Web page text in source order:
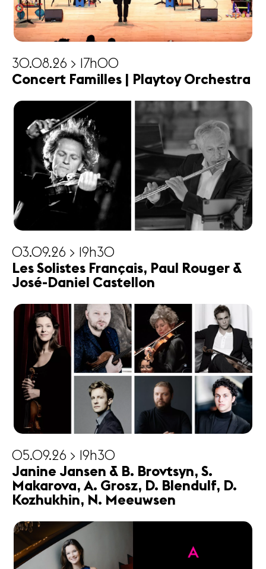
30.08.26 > 17h00
Concert Familles | Playtoy Orchestra
03.09.26 > 19h30
Les Solistes Français, Paul Rouger &
José-Daniel Castellon
05.09.26 > 19h30
Janine Jansen & B. Brovtsyn, S.
Makarova, A. Grosz, D. Blendulf, D.
Kozhukhin, N. Meeuwsen